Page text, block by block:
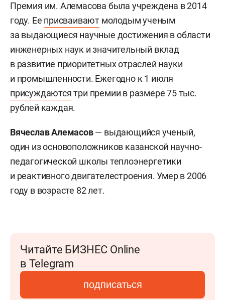
Премия им. Алемасова была учреждена в 2014
году. Ее присваивают молодым ученым
за выдающиеся научные достижения в области
инженерных наук и значительный вклад
в развитие приоритетных отраслей науки
и промышленности. Ежегодно к 1 июля
присуждаютсятри премии в размере 75 тыс.
рублей каждая.
Вячеслав Алемасов— выдающийся ученый,
один из основоположников казанской научно-
педагогической школы теплоэнергетики
и реактивного двигателестроения. Умер в 2006
году в возрасте 82 лет.
Читайте БИЗНЕС Online
в Telegram
подписаться